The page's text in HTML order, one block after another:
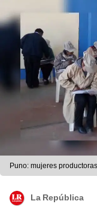
Puno: mujeres
La República